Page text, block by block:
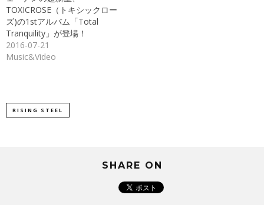
で
開
き
ま
す)
TOXICROSE（トキシックロー
ズ)の1stアルバム「Total
Tranquility」が登場！
2016-07-21
Music&Video
RISING STEEL
SHARE ON